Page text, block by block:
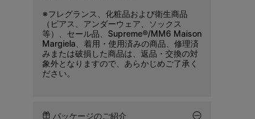
※フレグランス、化粧品および衛生商品
（ピアス、アンダーウェア、ソックス
等）、セール品、Supreme®/MM6 Maison
Margiela、着用・使用済みの商品、修理済
みまたは破損した商品は、返品・交換の対
象外となりますので、あらかじめご了承く
ださい。
パッケージのご紹介